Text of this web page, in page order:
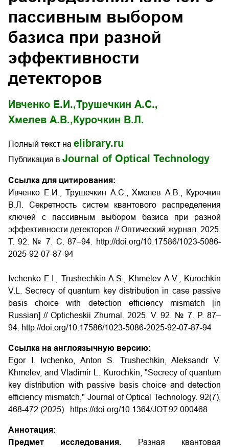
пассивным выбором
базиса при разной
эффективности
детекторов
Ивченко Е.И.,Трушечкин А.С.,
Хмелев А.В., Курочкин В.Л.
Полный текст на elibrary.ru
Публикация в Journal of Optical Technology
Ссылка для цитирования:
Ивченко Е.И., Трушечкин А.С., Хмелев А.В., Курочкин
В.Л. Секретность систем квантового распределения
ключей с пассивным выбором базиса при разной
эффективности детекторов // Оптический журнал. 2025.
Т. 92. № 7. С. 87–94.
http://doi.org/10.17586/1023-5086-
2025-92-07-87-94
Ivchenko E.I., Trushechkin A.S., Khmelev A.V., Kurochkin
V.L. Secrecy of quantum key distribution in case passive
basis choice with detection efficiency mismatch [in
Russian] // Opticheskii Zhurnal. 2025. V. 92. № 7. P. 87–
94. http://doi.org/10.17586/1023-5086-2025-92-07-87-94
Ссылка на англоязычную версию:
Egor I. Ivchenko, Anton S. Trushechkin, Aleksandr V.
Khmelev, and Vladimir L. Kurochkin, "Secrecy of quantum
key distribution with passive basis choice and detection
efficiency mismatch," Journal of Optical Technology. 92(7),
468-472 (2025).
https://doi.org/10.1364/JOT.92.000468
Аннотация:
Предмет исследования. Разная квантовая